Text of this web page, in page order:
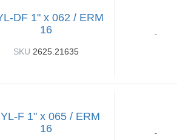
DF 1" x 062 / ERM
16
SKU 2625.21635
-
F 1" x 065 / ERM
16
-